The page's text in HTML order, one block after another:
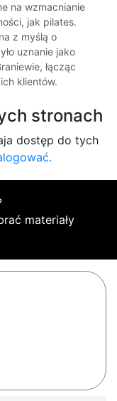
na wzmacnianie
jak pilates.
z myślą o
uznanie jako
łącząc
klientów.
stronach
dostęp do tych
materiały